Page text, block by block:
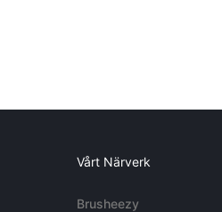
Vårt Närverk
Brusheezy